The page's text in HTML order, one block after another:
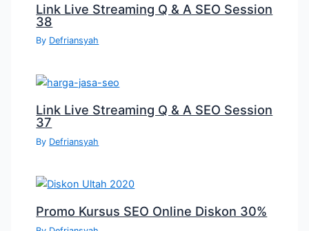
Link Live Streaming Q & A SEO Session
38
By Defriansyah
Link Live Streaming Q & A SEO Session
37
By Defriansyah
Promo Kursus SEO Online Diskon 30%